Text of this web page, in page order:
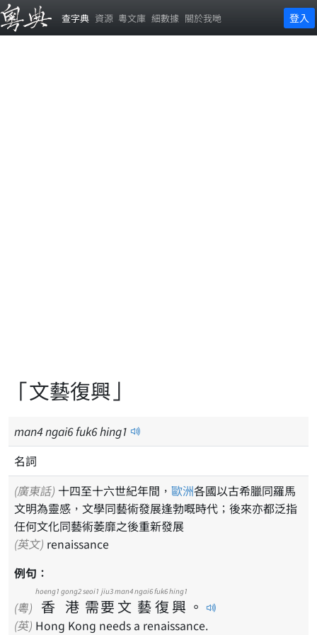
查字典 資源 粵文庫 細數據 關於我哋 登入
「文藝復興」
man4ngai6fuk6hing1
名詞
(廣東話) 十四至十六世紀年間， 歐洲各國以古希臘同羅馬
文明為靈感，文學同藝術發展逢勃嘅時代；後來亦都泛指
任何文化同藝術萎靡之後重新發展
(英文) renaissance
例句：
(粵) 香
hoeng1
港
gong2
需
seoi1
要
jiu3
文
man4
藝
ngai6
復
fuk6
興
hing1
。
(英) Hong Kong needs a renaissance.